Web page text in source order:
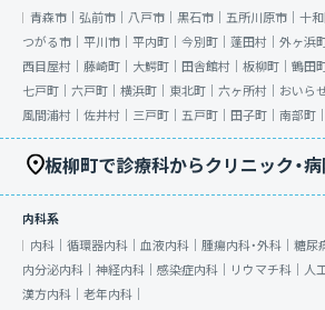
青森市｜ 弘前市｜ 八戸市｜ 黒石市｜ 五所川原市｜ 十和
つがる市｜ 平川市｜ 平内町｜ 今別町｜ 蓬田村｜ 外ヶ浜町
西目屋村｜ 藤崎町｜ 大鰐町｜ 田舎館村｜ 板柳町｜ 鶴田町
七戸町｜ 六戸町｜ 横浜町｜ 東北町｜ 六ヶ所村｜ おいら
風間浦村｜ 佐井村｜ 三戸町｜ 五戸町｜ 田子町｜ 南部町｜
板柳町で診療科からクリニック・
内科系
内科｜ 循環器内科｜ 血液内科｜ 腫瘍内科・外科｜ 糖尿
内分泌内科｜ 神経内科｜ 感染症内科｜ リウマチ科｜ 人
漢方内科｜ 老年内科｜